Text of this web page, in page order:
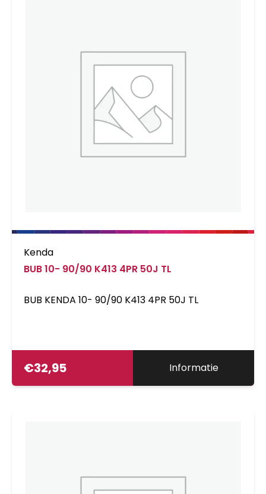
Kenda
BUB 10- 90/90 K413 4PR 50J TL
BUB KENDA 10- 90/90 K413 4PR 50J TL
€32,95 Informatie